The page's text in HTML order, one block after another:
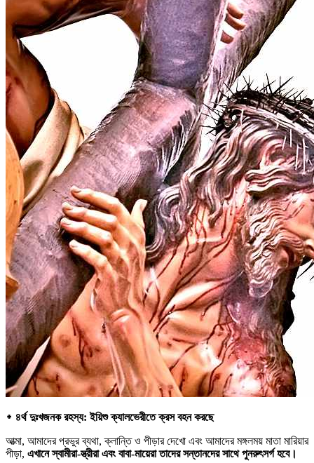
᛭ ৪র্থ দুঃখজনক রহস্য: ইয়িশু ক্যালভেরীতে ক্রস বহন করছে
আত্মা, আমাদের প্রভুর ব্যথা, ক্লান্তি ও পীড়ার দেখো এবং আমাদের মঙ্গলময় মাতা মারিয়ার
পীড়া, এখানে স্বামীরা-স্ত্রীরা এবং বাবা-মায়েরা তাদের সন্তানদের সাথে পুনরুৎসর্গ হবে।